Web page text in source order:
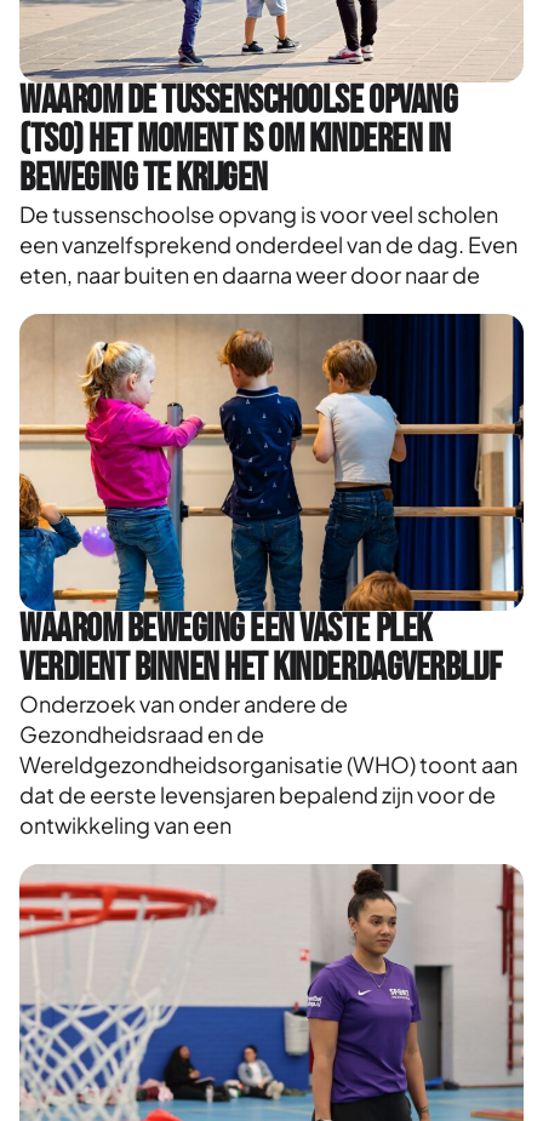
Waarom de tussenschoolse opvang
(TSO) het moment is om kinderen in
beweging te krijgen
De tussenschoolse opvang is voor veel scholen
een vanzelfsprekend onderdeel van de dag. Even
eten, naar buiten en daarna weer door naar de
Waarom beweging een vaste plek
verdient binnen het kinderdagverblijf
Onderzoek van onder andere de
Gezondheidsraad en de
Wereldgezondheidsorganisatie (WHO) toont aan
dat de eerste levensjaren bepalend zijn voor de
ontwikkeling van een